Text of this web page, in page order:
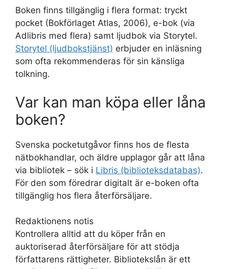
Boken finns tillgänglig i flera format: tryckt
pocket (Bokförlaget Atlas, 2006), e-bok (via
Adlibris med flera) samt ljudbok via Storytel.
Storytel (ljudbokstjänst) erbjuder en inläsning
som ofta rekommenderas för sin känsliga
tolkning.
Var kan man köpa eller låna
boken?
Svenska pocketutgåvor finns hos de flesta
nätbokhandlar, och äldre upplagor går att låna
via bibliotek – sök i Libris (biblioteksdatabas).
För den som föredrar digitalt är e-boken ofta
tillgänglig hos flera återförsäljare.
Redaktionens notis
Kontrollera alltid att du köper från en
auktoriserad återförsäljare för att stödja
författarens rättigheter. Bibliotekslån är ett